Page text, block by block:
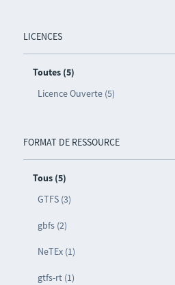
LICENCES
Toutes (5)
Licence Ouverte (5)
FORMAT DE RESSOURCE
Tous (5)
GTFS (3)
gbfs (2)
NeTEx (1)
gtfs-rt (1)